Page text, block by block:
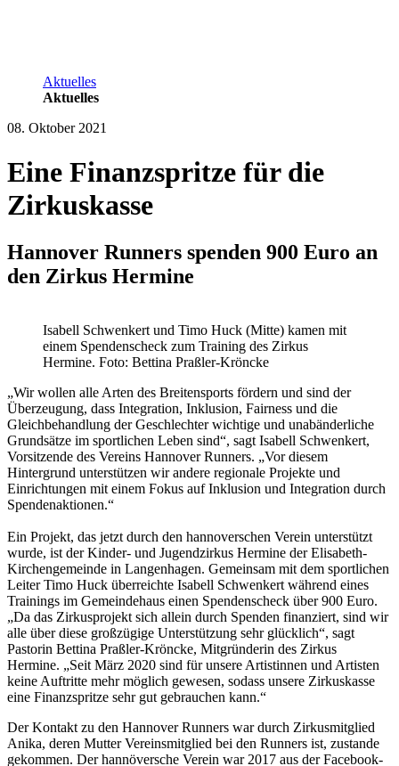
Aktuelles
Aktuelles
08. Oktober 2021
Eine Finanzspritze für die
Zirkuskasse
Hannover Runners spenden 900 Euro an
den Zirkus Hermine
Isabell Schwenkert und Timo Huck (Mitte) kamen mit
einem Spendenscheck zum Training des Zirkus
Hermine. Foto: Bettina Praßler-Kröncke
„Wir wollen alle Arten des Breitensports fördern und sind der
Überzeugung, dass Integration, Inklusion, Fairness und die
Gleichbehandlung der Geschlechter wichtige und unabänderliche
Grundsätze im sportlichen Leben sind“, sagt Isabell Schwenkert,
Vorsitzende des Vereins Hannover Runners. „Vor diesem
Hintergrund unterstützen wir andere regionale Projekte und
Einrichtungen mit einem Fokus auf Inklusion und Integration durch
Spendenaktionen.“
Ein Projekt, das jetzt durch den hannoverschen Verein unterstützt
wurde, ist der Kinder- und Jugendzirkus Hermine der Elisabeth-
Kirchengemeinde in Langenhagen. Gemeinsam mit dem sportlichen
Leiter Timo Huck überreichte Isabell Schwenkert während eines
Trainings im Gemeindehaus einen Spendenscheck über 900 Euro.
„Da das Zirkusprojekt sich allein durch Spenden finanziert, sind wir
alle über diese großzügige Unterstützung sehr glücklich“, sagt
Pastorin Bettina Praßler-Kröncke, Mitgründerin des Zirkus
Hermine. „Seit März 2020 sind für unsere Artistinnen und Artisten
keine Auftritte mehr möglich gewesen, sodass unsere Zirkuskasse
eine Finanzspritze sehr gut gebrauchen kann.“
Der Kontakt zu den Hannover Runners war durch Zirkusmitglied
Anika, deren Mutter Vereinsmitglied bei den Runners ist, zustande
gekommen. Der hannöversche Verein war 2017 aus der Facebook-